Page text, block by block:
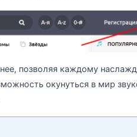
позволяя каждому
окунуться в мир